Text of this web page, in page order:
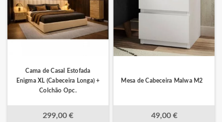
Cama de Casal Estofada
Enigma XL (Cabeceira Longa) +
Colchão Opc.
299,00 €
Mesa de Cabeceira Malwa M2
49,00 €